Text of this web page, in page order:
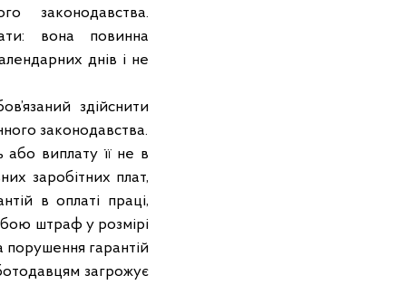
законодавства.
вона повинна
днів і не
здійснити
законодавства.
або виплату її не в
заробітних плат,
в оплаті праці,
штраф у розмірі
порушення гарантій
загрожує